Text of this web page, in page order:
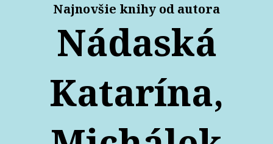
Najnovšie knihy od autora
Nádaská
Katarína,